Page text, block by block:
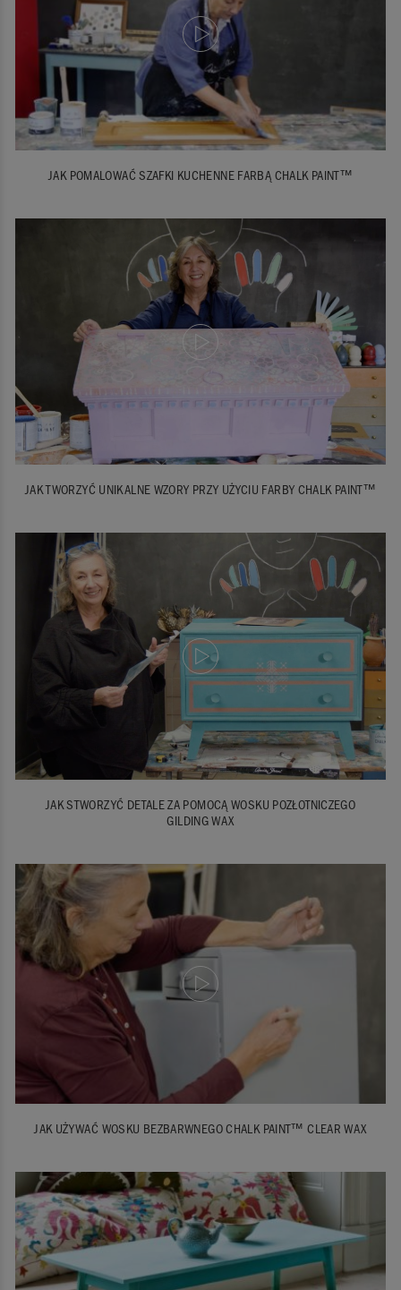
JAK POMALOWAĆ SZAFKI KUCHENNE FARBĄ CHALK PAINT™
JAK TWORZYĆ UNIKALNE WZORY PRZY UŻYCIU FARBY CHALK PAINT™
JAK STWORZYĆ DETALE ZA POMOCĄ WOSKU POZŁOTNICZEGO
GILDING WAX
JAK UŻYWAĆ WOSKU BEZBARWNEGO CHALK PAINT™ CLEAR WAX